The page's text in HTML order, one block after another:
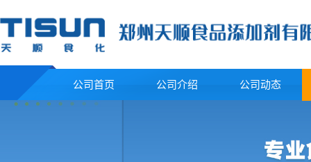
公司首页 公司介绍 公司动态